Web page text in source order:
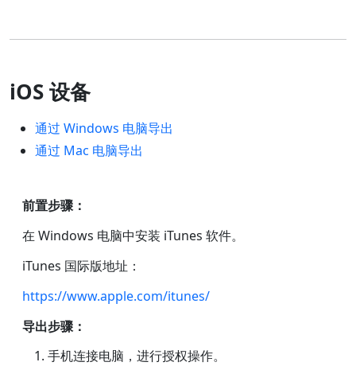
iOS 设备
通过 Windows 电脑导出
通过 Mac 电脑导出
前置步骤：
在 Windows 电脑中安装 iTunes 软件。
iTunes 国际版地址：
https://www.apple.com/itunes/
导出步骤：
手机连接电脑，进行授权操作。